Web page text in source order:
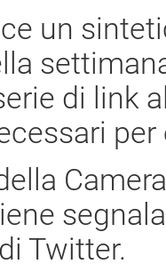
un
di link
di Twitter.